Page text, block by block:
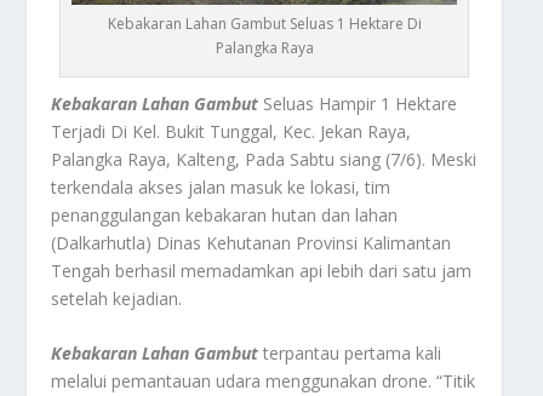
Kebakaran Lahan Gambut Seluas 1 Hektare Di
Palangka Raya
Kebakaran Lahan Gambut Seluas Hampir 1 Hektare
Terjadi Di Kel. Bukit Tunggal, Kec. Jekan Raya,
Palangka Raya, Kalteng, Pada Sabtu siang (7/6). Meski
terkendala akses jalan masuk ke lokasi, tim
penanggulangan kebakaran hutan dan lahan
(Dalkarhutla) Dinas Kehutanan Provinsi Kalimantan
Tengah berhasil memadamkan api lebih dari satu jam
setelah kejadian.
Kebakaran Lahan Gambut terpantau pertama kali
melalui pemantauan udara menggunakan drone. “Titik